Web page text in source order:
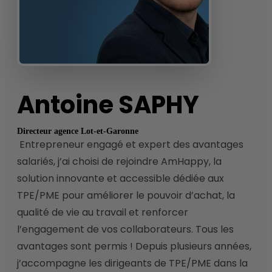
AntoineSAPHY
Directeur agence Lot-et-Garonne
salariés, j’ai choisi de rejoindre AmHappy, la
solution innovante et accessible dédiée aux
TPE/PME pour améliorer le pouvoir d’achat, la
qualité de vie au travail et renforcer
l’engagement de vos collaborateurs. Tous les
avantages sont permis ! Depuis plusieurs années,
j’accompagne les dirigeants de TPE/PME dans la